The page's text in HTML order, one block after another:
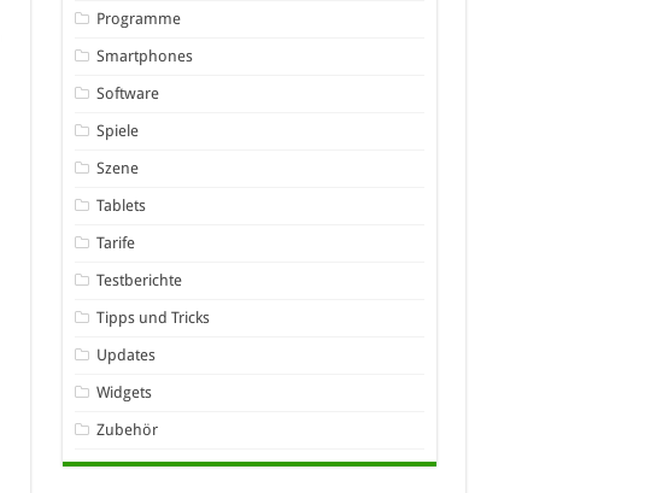
Programme
Smartphones
Software
Spiele
Szene
Tablets
Tarife
Testberichte
Tipps und Tricks
Updates
Widgets
Zubehör